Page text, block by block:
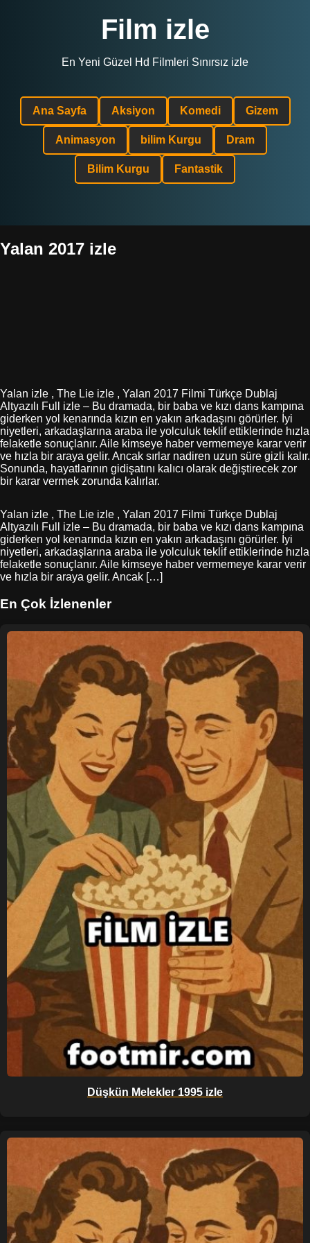
Film izle
En Yeni Güzel Hd Filmleri Sınırsız izle
Ana Sayfa Aksiyon Komedi Gizem
Animasyon bilim Kurgu Dram
Bilim Kurgu Fantastik
Yalan 2017 izle
Yalan izle , The Lie izle , Yalan 2017 Filmi Türkçe Dublaj
Altyazılı Full izle – Bu dramada, bir baba ve kızı dans kampına
giderken yol kenarında kızın en yakın arkadaşını görürler. İyi
niyetleri, arkadaşlarına araba ile yolculuk teklif ettiklerinde hızla
felaketle sonuçlanır. Aile kimseye haber vermemeye karar verir
ve hızla bir araya gelir. Ancak sırlar nadiren uzun süre gizli kalır.
Sonunda, hayatlarının gidişatını kalıcı olarak değiştirecek zor
bir karar vermek zorunda kalırlar.
Yalan izle , The Lie izle , Yalan 2017 Filmi Türkçe Dublaj
Altyazılı Full izle – Bu dramada, bir baba ve kızı dans kampına
giderken yol kenarında kızın en yakın arkadaşını görürler. İyi
niyetleri, arkadaşlarına araba ile yolculuk teklif ettiklerinde hızla
felaketle sonuçlanır. Aile kimseye haber vermemeye karar verir
ve hızla bir araya gelir. Ancak […]
En Çok İzlenenler
Düşkün Melekler 1995 izle